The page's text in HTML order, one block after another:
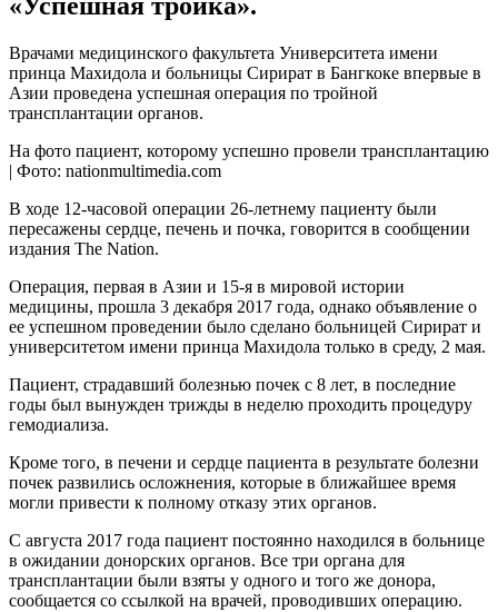
«Успешная тройка».
Врачами медицинского факультета Университета имени
принца Махидола и больницы Сирират в Бангкоке впервые в
Азии проведена успешная операция по тройной
трансплантации органов.
На фото пациент, которому успешно провели трансплантацию
| Фото: nationmultimedia.com
В ходе 12-часовой операции 26-летнему пациенту были
пересажены сердце, печень и почка, говорится в сообщении
издания The Nation.
Операция, первая в Азии и 15-я в мировой истории
медицины, прошла 3 декабря 2017 года, однако объявление о
ее успешном проведении было сделано больницей Сирират и
университетом имени принца Махидола только в среду, 2 мая.
Пациент, страдавший болезнью почек с 8 лет, в последние
годы был вынужден трижды в неделю проходить процедуру
гемодиализа.
Кроме того, в печени и сердце пациента в результате болезни
почек развились осложнения, которые в ближайшее время
могли привести к полному отказу этих органов.
С августа 2017 года пациент постоянно находился в больнице
в ожидании донорских органов. Все три органа для
трансплантации были взяты у одного и того же донора,
сообщается со ссылкой на врачей, проводивших операцию.